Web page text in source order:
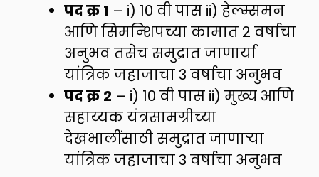
पद क्र 1 – i) 10 वी पास ii) हेल्म्समन
आणि सिमन्शिपच्या कामात 2 वर्षाचा
अनुभव तसेच समुद्रात जाणार्या
यांत्रिक जहाजाचा 3 वर्षाचा अनुभव
पद क्र 2 – i) 10 वी पास ii) मुख्य आणि
सहाय्यक यंत्रसामग्रीच्या
देखभालींसाठी समुद्रात जाणाऱ्या
यांत्रिक जहाजाचा 3 वर्षाचा अनुभव